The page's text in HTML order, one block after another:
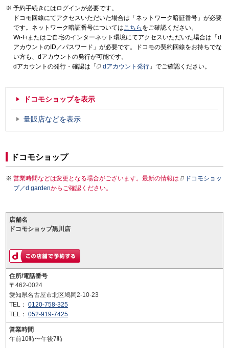
予約手続きにはログインが必要です。
ドコモ回線にてアクセスいただいた場合は「ネットワーク暗証番号」が必要
です。ネットワーク暗証番号についてはこちら をご確認ください。
Wi-Fiまたはご自宅のインターネット環境にてアクセスいただいた場合は「d
アカウントのID／パスワード」が必要です。ドコモの契約回線をお持ちでな
い方も、dアカウントの発行が可能です。
dアカウントの発行・確認は「
dアカウント発行 」でご確認ください。
ドコモショップを表示
量販店などを表示
ドコモショップ
営業時間などは変更となる場合がございます。最新の情報は
ドコモショッ
プ／d gardenからご確認ください。
店舗名
ドコモショップ黒川店
住所/電話番号
〒462-0024
愛知県名古屋市北区鳩岡2-10-23
TEL： 0120-758-325
TEL： 052-919-7425
営業時間
午前10時〜午後7時